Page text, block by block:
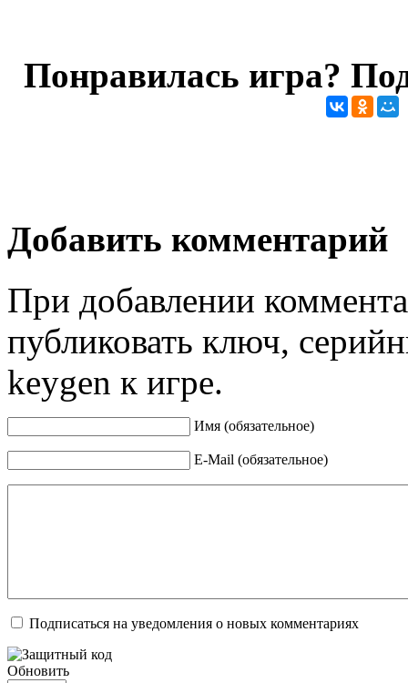
Понравилась игра?
Добавить комментарий
При добавлении
публиковать ключ,
keygen к игре.
Имя (обязательное)
E-Mail (обязательное)
Подписаться на уведомления о новых комментариях
Обновить